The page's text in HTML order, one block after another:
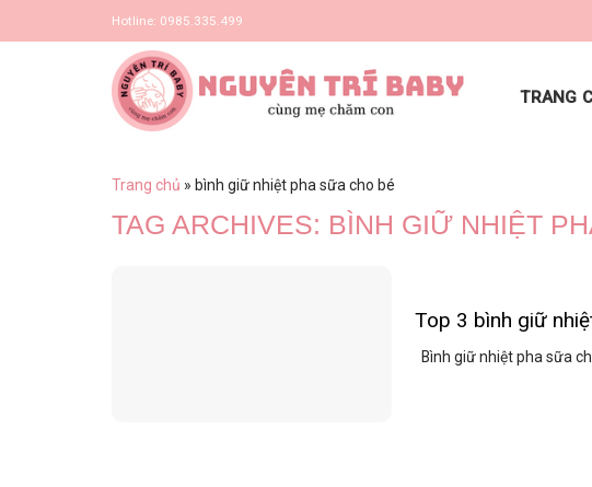
to
Hotline: 0985.335.499
TRANG
Trang chủ » bình giữ nhiệt pha sữa cho bé
TAG ARCHIVES: BÌNH GIỮ NHIỆT
Top 3 bình giữ
Bình giữ nhiệt pha sữa